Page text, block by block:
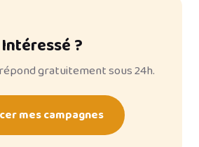
Intéressé ?
gratuitement sous 24h.
mes campagnes